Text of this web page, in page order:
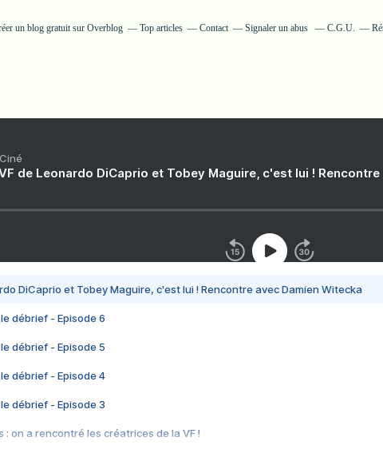
un blog gratuit sur Overblog Top articles Contact Signaler un abus C.G.U.
de Leonardo DiCaprio et Tobey Maguire, c'est lui !
DiCaprio et Tobey Maguire, c'est lui ! Rencontre avec Damien Witecka
débrief - Episode 6
débrief - Episode 5
débrief - Episode 4
débrief - Episode 3
: on a rencontré les créatrices de la VF !